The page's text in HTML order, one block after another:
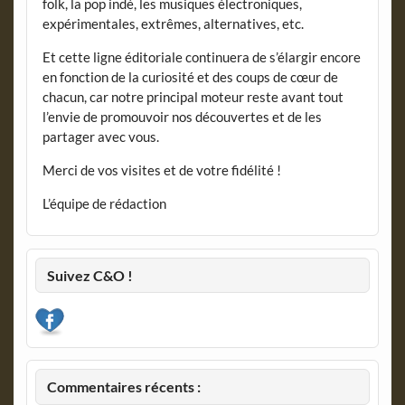
expérimentales, extrêmes, alternatives, etc.
Et cette ligne éditoriale continuera de s’élargir encore
en fonction de la curiosité et des coups de cœur de
chacun, car notre principal moteur reste avant tout
l’envie de promouvoir nos découvertes et de les
partager avec vous.
Merci de vos visites et de votre fidélité !
L’équipe de rédaction
Suivez C&O !
Commentaires récents :